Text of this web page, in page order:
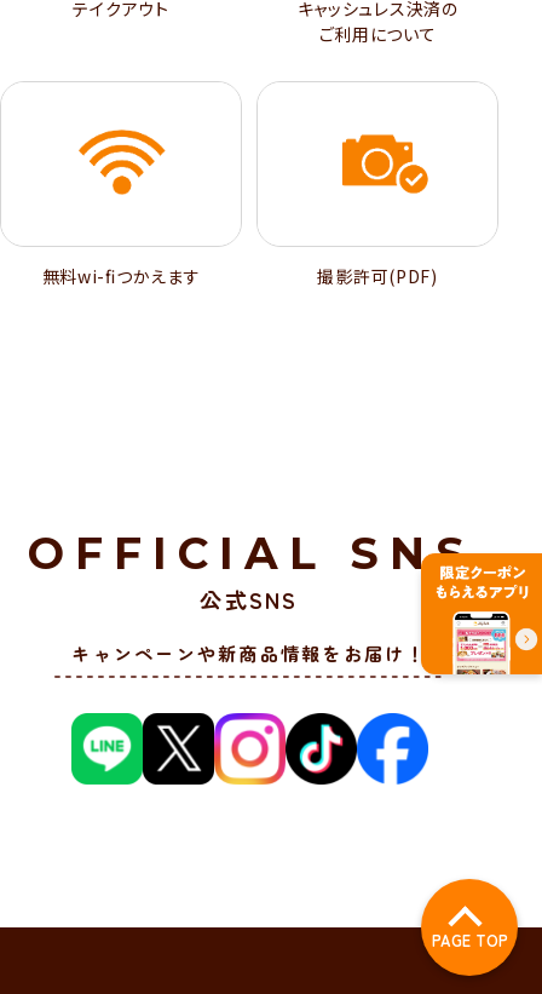
テイクアウト
キャッシュレス決済の
ご利用について
無料wi-ﬁつかえます 撮影許可(PDF)
OFFICIAL SNS
公式SNS
キャンペーンや新商品情報をお届け！
PAGE TOP